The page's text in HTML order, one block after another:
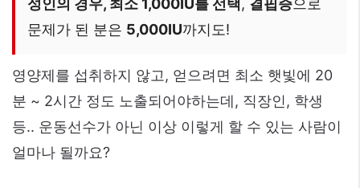
성인의 경우, 최소 1,000IU를 선택, 결핍증으로
문제가 된 분은 5,000IU까지도!
영양제를 섭취하지 않고, 얻으려면 최소 햇빛에 20
분 ~ 2시간 정도 노출되어야하는데, 직장인, 학생
등.. 운동선수가 아닌 이상 이렇게 할 수 있는 사람이
얼마나 될까요?